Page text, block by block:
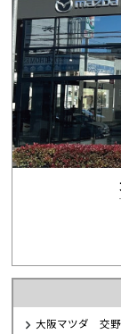
大阪マツダ 交